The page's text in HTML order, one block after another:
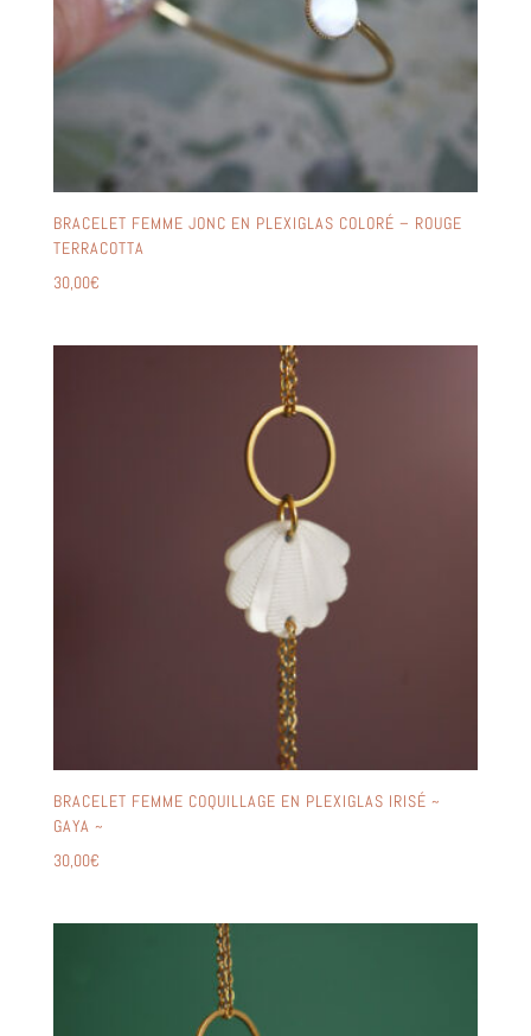
BRACELET FEMME JONC EN PLEXIGLAS COLORÉ – ROUGE
TERRACOTTA
30,00€
BRACELET FEMME COQUILLAGE EN PLEXIGLAS IRISÉ ~
GAYA ~
30,00€